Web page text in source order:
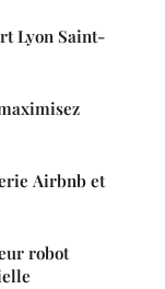
Lyon Saint-
Airbnb et
robot